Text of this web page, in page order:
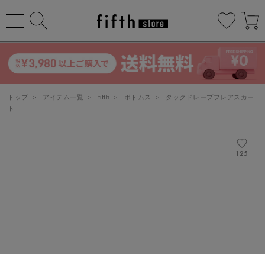
トップ > アイテム一覧 > fifth > ボトムス >
タックドレープフレアスカー
ト
125